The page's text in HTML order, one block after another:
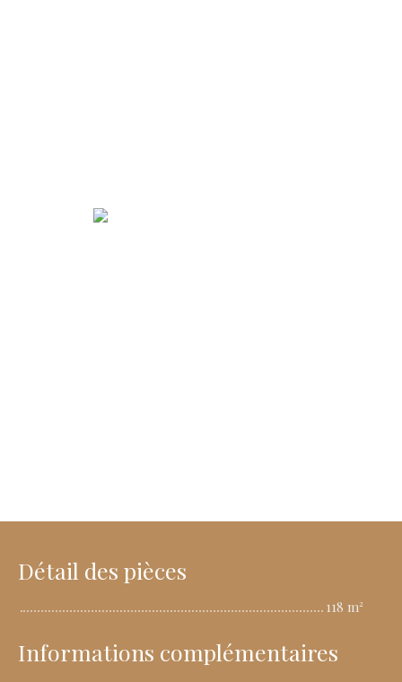
Détail des pièces
118 m²
Informations complémentaires